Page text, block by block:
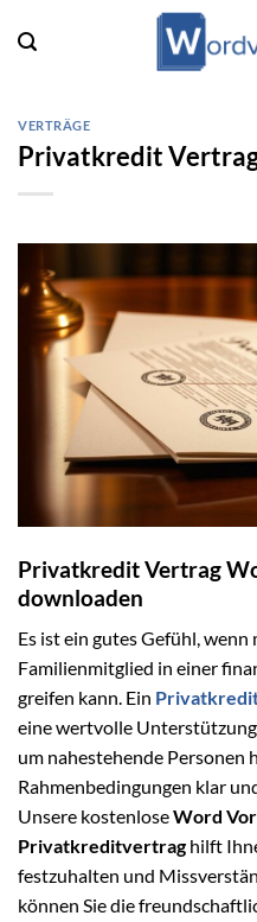
Inhalt
VERTRÄGE
Privatkredit
Privatkredit Vertrag
downloaden
Es ist ein gutes Gefühl,
Familienmitglied in einer
greifen kann. Ein
eine wertvolle Unterstützung
um nahestehende Personen
Rahmenbedingungen klar
Unsere kostenloseWord
Privatkreditvertraghilft
festzuhalten und
können Sie die